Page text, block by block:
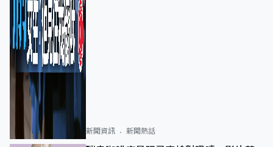
新聞資訊 新聞熱話